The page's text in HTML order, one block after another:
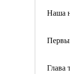
Наша
Глава